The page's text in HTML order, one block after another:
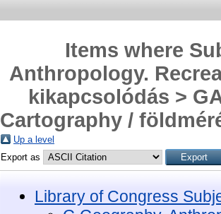
Items where
Anthropology.
kikapcsolódás >
Cartography /
Up a level
Export as
Library of Congress